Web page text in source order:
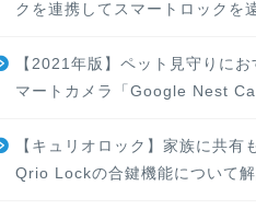
クを連携してスマートロックを
【2021年版】ペット見守りにお
マートカメラ「Google Nest
【キュリオロック】家族に共有
Qrio Lockの合鍵機能について